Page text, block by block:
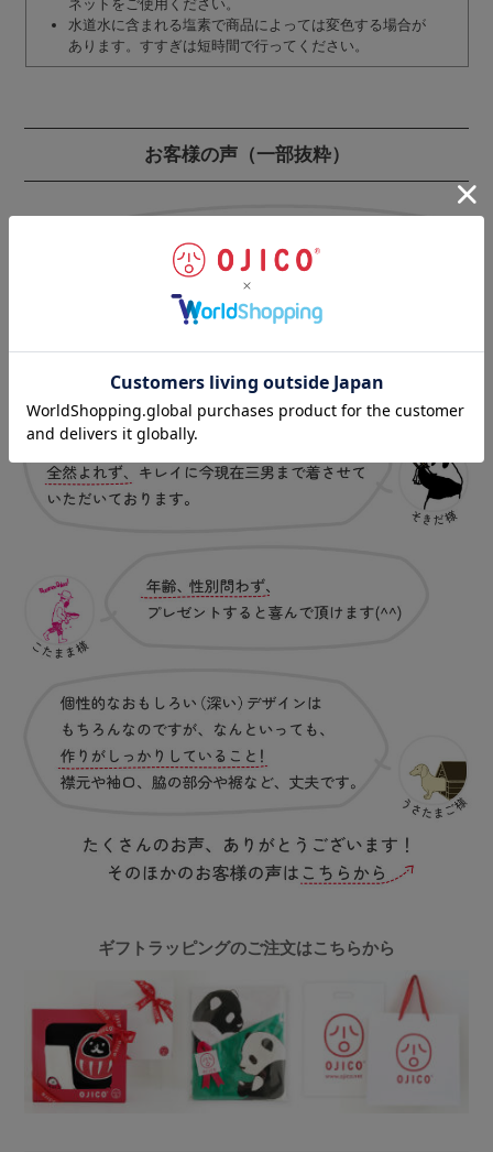
ネットをご使用ください。
水道水に含まれる塩素で商品によっては変色する場合が
あります。すすぎは短時間で行ってください。
お客様の声（一部抜粋）
ギフトラッピングのご注文はこちらから